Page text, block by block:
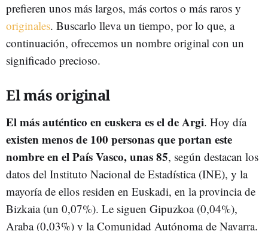
prefieren unos más largos, más cortos o más raros y
originales. Buscarlo lleva un tiempo, por lo que, a
continuación, ofrecemos un nombre original con un
significado precioso.
El más original
El más auténtico en euskera es el de Argi. Hoy día
existen menos de 100 personas que portan este
nombre en el País Vasco, unas 85, según destacan los
datos del Instituto Nacional de Estadística (INE), y la
mayoría de ellos residen en Euskadi, en la provincia de
Bizkaia (un 0,07%). Le siguen Gipuzkoa (0,04%),
Araba (0,03%) y la Comunidad Autónoma de Navarra.